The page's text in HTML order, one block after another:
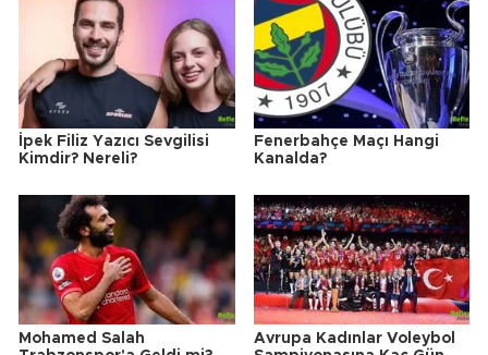
İpek Filiz Yazıcı Sevgilisi
Kimdir? Nereli?
Fenerbahçe Maçı Hangi
Kanalda?
Mohamed Salah
Avrupa Kadınlar Voleybol